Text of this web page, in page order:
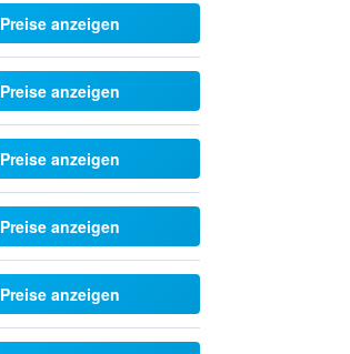
Preise anzeigen
Preise anzeigen
Preise anzeigen
Preise anzeigen
Preise anzeigen